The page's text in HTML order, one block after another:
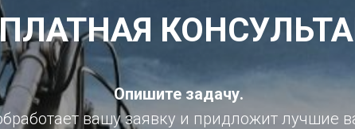
Опишите задачу.
вашу заявку и придложит лучшие